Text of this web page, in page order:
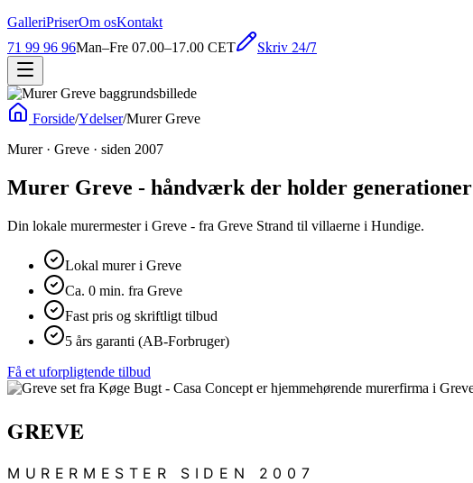
GalleriPriserOm osKontakt
71 99 96 96Man–Fre 07.00–17.00 CET Skriv 24/7
Forside/Ydelser/Murer Greve
Murer · Greve · siden 2007
Murer Greve - håndværk der holder generationer
Din lokale murermester i Greve - fra Greve Strand til villaerne i Hundige.
Lokal murer i Greve
Ca. 0 min. fra Greve
Fast pris og skriftligt tilbud
5 års garanti (AB-Forbruger)
Få et uforpligtende tilbud
GREVE
MURERMESTER SIDEN 2007